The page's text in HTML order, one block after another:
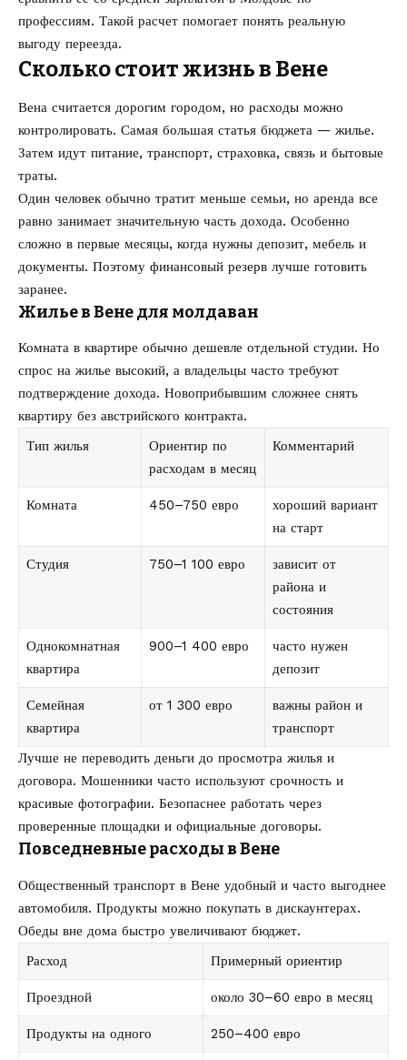
профессиям. Такой расчет помогает понять реальную
выгоду переезда.
Сколько стоит жизнь в Вене
Вена считается дорогим городом, но расходы можно
контролировать. Самая большая статья бюджета — жилье.
Затем идут питание, транспорт, страховка, связь и бытовые
траты.
Один человек обычно тратит меньше семьи, но аренда все
равно занимает значительную часть дохода. Особенно
сложно в первые месяцы, когда нужны депозит, мебель и
документы. Поэтому финансовый резерв лучше готовить
заранее.
Жилье в Вене для молдаван
Комната в квартире обычно дешевле отдельной студии. Но
спрос на жилье высокий, а владельцы часто требуют
подтверждение дохода. Новоприбывшим сложнее снять
квартиру без австрийского контракта.
Тип жилья
Ориентир по
расходам в месяц
Комментарий
Комната 450–750 евро
хороший вариант
на старт
Студия 750–1 100 евро
зависит от
района и
состояния
Однокомнатная
квартира
900–1 400 евро
часто нужен
депозит
Семейная
квартира
от 1 300 евро
важны район и
транспорт
Лучше не переводить деньги до просмотра жилья и
договора. Мошенники часто используют срочность и
красивые фотографии. Безопаснее работать через
проверенные площадки и официальные договоры.
Повседневные расходы в Вене
Общественный транспорт в Вене удобный и часто выгоднее
автомобиля. Продукты можно покупать в дискаунтерах.
Обеды вне дома быстро увеличивают бюджет.
Расход
Примерный ориентир
Проездной около 30–60 евро в месяц
Продукты на одного 250–400 евро